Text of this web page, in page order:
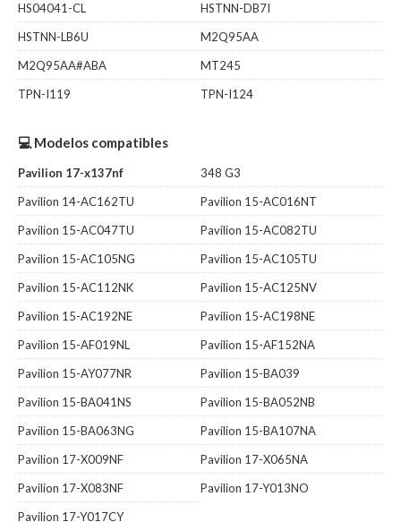
HS04041-CL
HSTNN-DB7I
HSTNN-LB6U
M2Q95AA
M2Q95AA#ABA
MT245
TPN-I119
TPN-I124
💻 Modelos compatibles
Pavilion 17-x137nf
348 G3
Pavilion 14-AC162TU
Pavilion 15-AC016NT
Pavilion 15-AC047TU
Pavilion 15-AC082TU
Pavilion 15-AC105NG
Pavilion 15-AC105TU
Pavilion 15-AC112NK
Pavilion 15-AC125NV
Pavilion 15-AC192NE
Pavilion 15-AC198NE
Pavilion 15-AF019NL
Pavilion 15-AF152NA
Pavilion 15-AY077NR
Pavilion 15-BA039
Pavilion 15-BA041NS
Pavilion 15-BA052NB
Pavilion 15-BA063NG
Pavilion 15-BA107NA
Pavilion 17-X009NF
Pavilion 17-X065NA
Pavilion 17-X083NF
Pavilion 17-Y013NO
Pavilion 17-Y017CY